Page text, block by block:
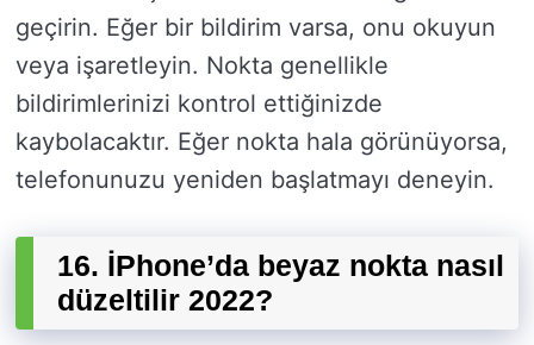
geçirin. Eğer bir bildirim varsa, onu okuyun
veya işaretleyin. Nokta genellikle
bildirimlerinizi kontrol ettiğinizde
kaybolacaktır. Eğer nokta hala görünüyorsa,
telefonunuzu yeniden başlatmayı deneyin.
16. İPhone’da beyaz nokta nasıl
düzeltilir 2022?